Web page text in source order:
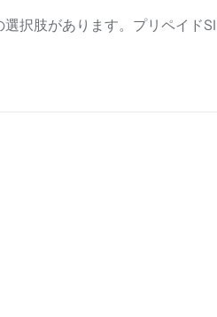
択肢があります。プリペイド